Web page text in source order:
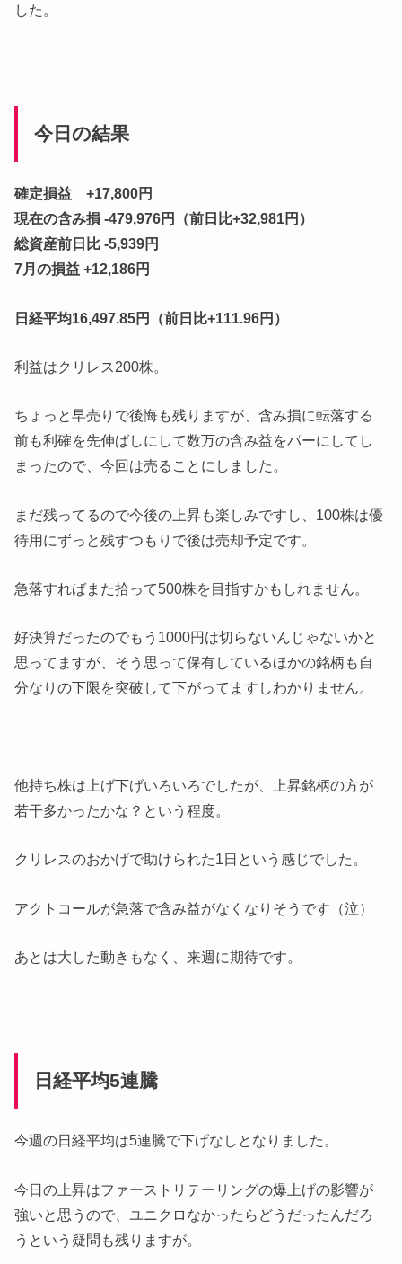
した。
今日の結果
確定損益 +17,800円
現在の含み損 -479,976円（前日比+32,981円）
総資産前日比 -5,939円
7月の損益 +12,186円
日経平均16,497.85円（前日比+111.96円）
利益はクリレス200株。
ちょっと早売りで後悔も残りますが、含み損に転落する
前も利確を先伸ばしにして数万の含み益をパーにしてし
まったので、今回は売ることにしました。
まだ残ってるので今後の上昇も楽しみですし、100株は優
待用にずっと残すつもりで後は売却予定です。
急落すればまた拾って500株を目指すかもしれません。
好決算だったのでもう1000円は切らないんじゃないかと
思ってますが、そう思って保有しているほかの銘柄も自
分なりの下限を突破して下がってますしわかりません。
他持ち株は上げ下げいろいろでしたが、上昇銘柄の方が
若干多かったかな？という程度。
クリレスのおかげで助けられた1日という感じでした。
アクトコールが急落で含み益がなくなりそうです（泣）
あとは大した動きもなく、来週に期待です。
日経平均5連騰
今週の日経平均は5連騰で下げなしとなりました。
今日の上昇はファーストリテーリングの爆上げの影響が
強いと思うので、ユニクロなかったらどうだったんだろ
うという疑問も残りますが。